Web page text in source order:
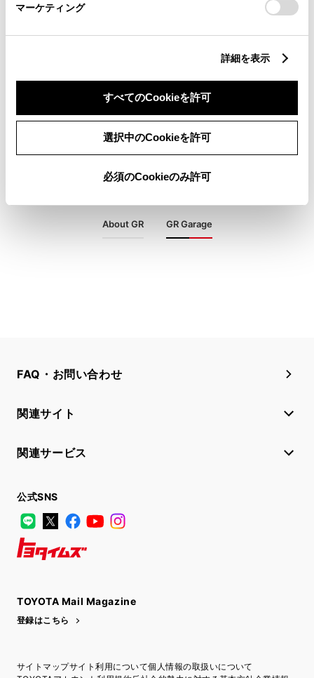
マーケティング
詳細を表示
すべてのCookieを許可
選択中のCookieを許可
必須のCookieのみ許可
About GR GR Garage
FAQ・お問い合わせ
関連サイト
関連サービス
公式SNS
LINE
X FacebookYouTube
TOYOTA Mail Magazine
登録はこちら
サイトマップサイト利用について個人情報の取扱いについて